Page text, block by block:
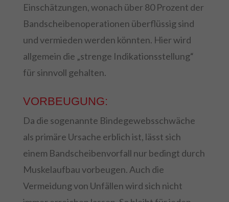
Einschätzungen, wonach über 80 Prozent der
Bandscheibenoperationen überflüssig sind
und vermieden werden könnten. Hier wird
allgemein die „strenge Indikationsstellung“
für sinnvoll gehalten.
VORBEUGUNG:
Da die sogenannte Bindegewebsschwäche
als primäre Ursache erblich ist, lässt sich
einem Bandscheibenvorfall nur bedingt durch
Muskelaufbau vorbeugen. Auch die
Vermeidung von Unfällen wird sich nicht